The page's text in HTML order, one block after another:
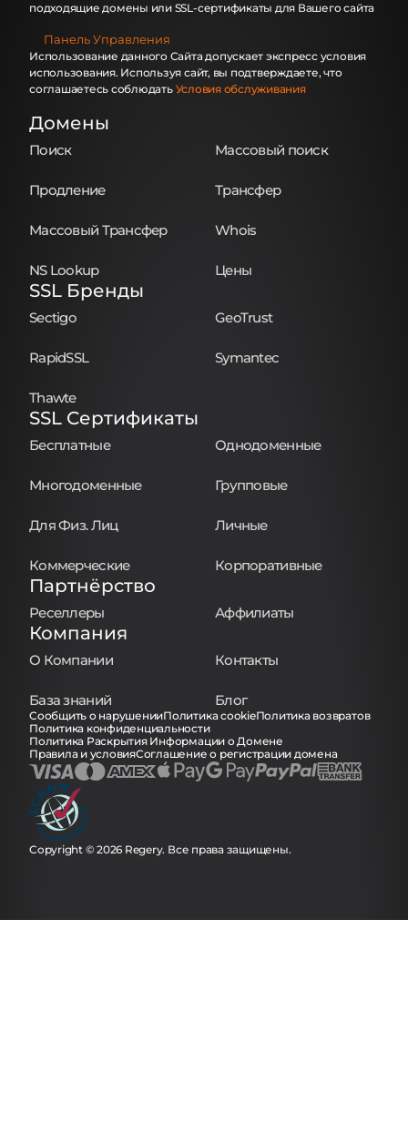
подходящие домены или SSL-сертификаты для Вашего сайта
Панель Управления
Использование данного Сайта допускает экспресс условия
использования. Используя сайт, вы подтверждаете, что
соглашаетесь соблюдать Условия обслуживания
Домены
Поиск Массовый поиск
Продление Трансфер
Массовый Трансфер Whois
NS Lookup Цены
SSL Бренды
Sectigo GeoTrust
RapidSSL Symantec
Thawte
SSL Сертификаты
Бесплатные Однодоменные
Многодоменные Групповые
Для Физ. Лиц Личные
Коммерческие Корпоративные
Партнёрство
Реселлеры Аффилиаты
Компания
О Компании Контакты
База знаний Блог
Сообщить о нарушенииПолитика cookieПолитика возвратов
Политика конфиденциальности
Политика Раскрытия Информации о Домене
Правила и условияСоглашение о регистрации домена
Copyright © 2026 Regery. Все права защищены.